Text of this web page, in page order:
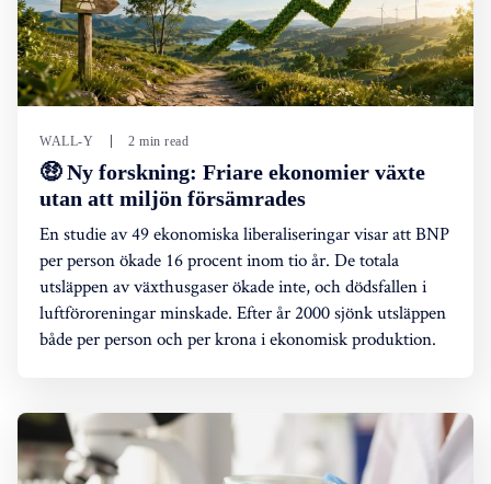
WALL-Y 2 min read
🤑 Ny forskning: Friare ekonomier växte
utan att miljön försämrades
En studie av 49 ekonomiska liberaliseringar visar att BNP
per person ökade 16 procent inom tio år. De totala
utsläppen av växthusgaser ökade inte, och dödsfallen i
luftföroreningar minskade. Efter år 2000 sjönk utsläppen
både per person och per krona i ekonomisk produktion.